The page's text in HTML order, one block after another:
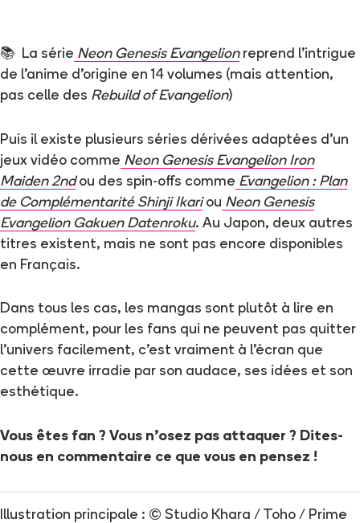
📚 La série Neon Genesis Evangelionreprend l’intrigue
de l’anime d’origine en 14 volumes (mais attention,
pas celle des Rebuild of Evangelion)
Puis il existe plusieurs séries dérivées adaptées d’un
jeux vidéo comme Neon Genesis Evangelion Iron
Maiden 2ndou des spin-offs comme Evangelion : Plan
de Complémentarité Shinji Ikari ou Neon Genesis
Evangelion Gakuen Datenroku. Au Japon, deux autres
titres existent, mais ne sont pas encore disponibles
en Français.
Dans tous les cas, les mangas sont plutôt à lire en
complément, pour les fans qui ne peuvent pas quitter
l’univers facilement, c’est vraiment à l’écran que
cette œuvre irradie par son audace, ses idées et son
esthétique.
Vous êtes fan ? Vous n’osez pas attaquer ? Dites-
nous en commentaire ce que vous en pensez !
Illustration principale : © Studio Khara / Toho / Prime